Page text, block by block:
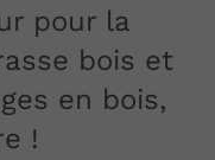
pour la
bois et
en bois,
!